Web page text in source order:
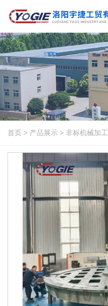
首页 > 产品展示 > 非标机械加工